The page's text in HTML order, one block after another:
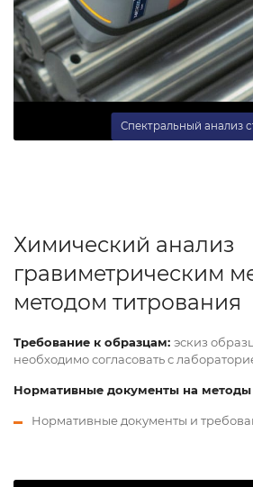
Спектральный анализ
Химический анализ
гравиметрическим
методом титрования
Требование к образцам: эскиз
необходимо согласовать с
Нормативные документы на
Нормативные документы и